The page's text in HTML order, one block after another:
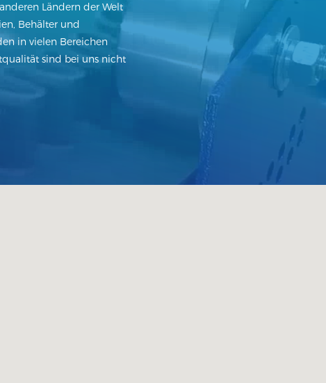
Ländern der Welt
Behälter und
in vielen Bereichen
sind bei uns nicht